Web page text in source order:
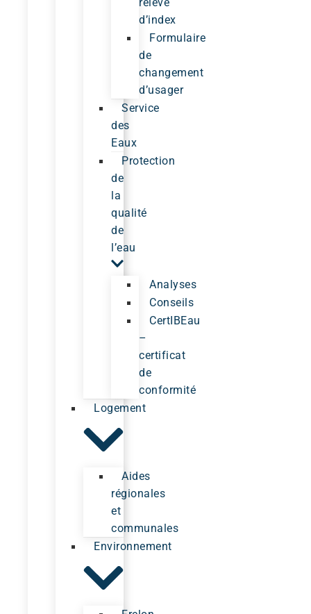
relevé
d’index
Formulaire
de
changement
d’usager
Service
des
Eaux
Protection
de
la
qualité
de
l’eau
Analyses
Conseils
CertIBEau
–
certificat
de
conformité
Logement
Aides
régionales
et
communales
Environnement